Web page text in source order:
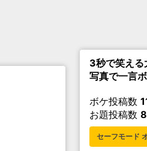
3秒で笑える
写真で一言
ボケ投稿数
お題投稿数
セーフモード